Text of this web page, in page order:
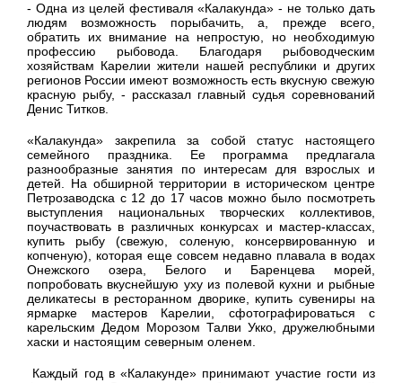
- Одна из целей фестиваля «Калакунда» - не только дать
людям возможность порыбачить, а, прежде всего,
обратить их внимание на непростую, но необходимую
профессию рыбовода. Благодаря рыбоводческим
хозяйствам Карелии жители нашей республики и других
регионов России имеют возможность есть вкусную свежую
красную рыбу, - рассказал главный судья соревнований
Денис Титков.
«Калакунда» закрепила за собой статус настоящего
семейного праздника. Ее программа предлагала
разнообразные занятия по интересам для взрослых и
детей. На обширной территории в историческом центре
Петрозаводска с 12 до 17 часов можно было посмотреть
выступления национальных творческих коллективов,
поучаствовать в различных конкурсах и мастер-классах,
купить рыбу (свежую, соленую, консервированную и
копченую), которая еще совсем недавно плавала в водах
Онежского озера, Белого и Баренцева морей,
попробовать вкуснейшую уху из полевой кухни и рыбные
деликатесы в ресторанном дворике, купить сувениры на
ярмарке мастеров Карелии, сфотографироваться с
карельским Дедом Морозом Талви Укко, дружелюбными
хаски и настоящим северным оленем.
Каждый год в «Калакунде» принимают участие гости из